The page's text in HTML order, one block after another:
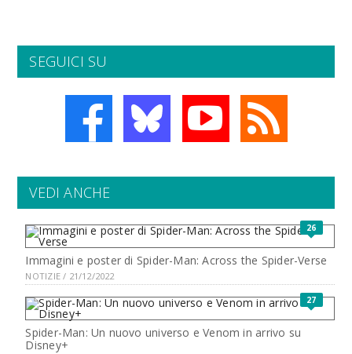
SEGUICI SU
VEDI ANCHE
26
Immagini e poster di Spider-Man: Across the Spider-Verse
NOTIZIE / 21/12/2022
27
Spider-Man: Un nuovo universo e Venom in arrivo su
Disney+